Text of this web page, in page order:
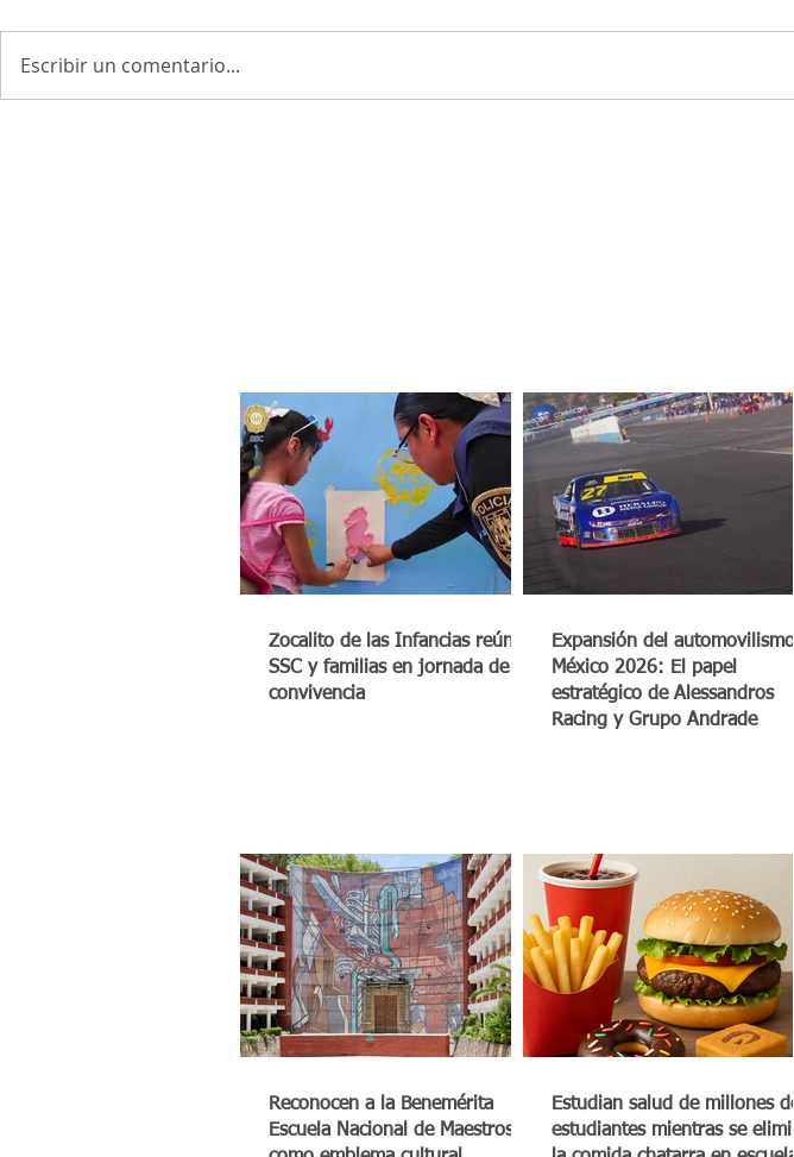
Escribir un comentario...
Zocalito de las Infancias reúne a
SSC y familias en jornada de
convivencia
Expansión del automovilismo
México 2026: El papel
estratégico de Alessandros
Racing y Grupo Andrade
Reconocen a la Benemérita
Escuela Nacional de Maestros
Estudian salud de millones de
estudiantes mientras se